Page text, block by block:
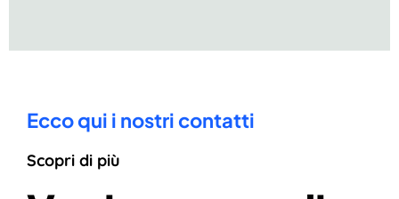
Ecco qui i nostri contatti
Scopri di più